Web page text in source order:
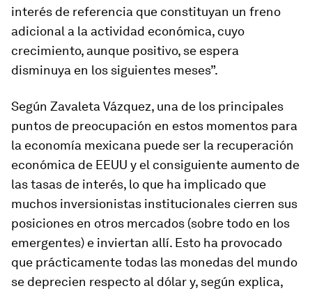
interés de referencia que constituyan un freno
adicional a la actividad económica, cuyo
crecimiento, aunque positivo, se espera
disminuya en los siguientes meses”.
Según Zavaleta Vázquez, una de los principales
puntos de preocupación en estos momentos para
la economía mexicana puede ser la recuperación
económica de EEUU y el consiguiente aumento de
las tasas de interés, lo que ha implicado que
muchos inversionistas institucionales cierren sus
posiciones en otros mercados (sobre todo en los
emergentes) e inviertan allí. Esto ha provocado
que prácticamente todas las monedas del mundo
se deprecien respecto al dólar y, según explica,